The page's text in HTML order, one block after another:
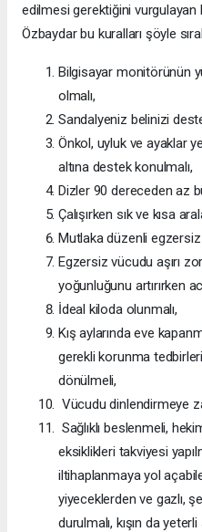
edilmesi gerektiğini vurgulayan
Özbaydar bu kuralları şöyle
Bilgisayar monitörünün
olmalı,
Sandalyeniz belinizi
Önkol, uyluk ve ayaklar
altına destek konulmalı,
Dizler 90 dereceden az
Çalışırken sık ve kısa
Mutlaka düzenli egzersiz
Egzersiz vücudu aşırı
yoğunluğunu artırırken
İdeal kiloda olunmalı,
Kış aylarında eve
gerekli korunma
dönülmeli,
Vücudu dinlendirmeye
Sağlıklı beslenmeli,
eksiklikleri takviyesi
iltihaplanmaya yol
yiyeceklerden ve gazlı,
durulmalı, kışın da